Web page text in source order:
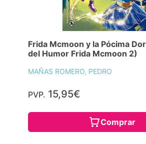
Frida Mcmoon y la Pócima
del Humor Frida Mcmoon 2)
MAÑAS ROMERO, PEDRO
PVP. 15,95€
Comprar